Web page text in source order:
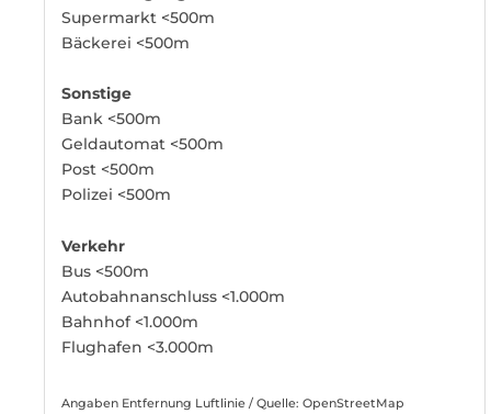
Supermarkt <500m
Bäckerei <500m
Sonstige
Bank <500m
Geldautomat <500m
Post <500m
Polizei <500m
Verkehr
Bus <500m
Autobahnanschluss <1.000m
Bahnhof <1.000m
Flughafen <3.000m
Angaben Entfernung Luftlinie / Quelle: OpenStreetMap